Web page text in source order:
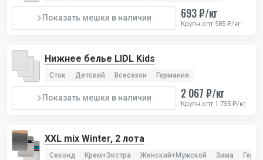
Показать мешки в наличии 693 ₽/кг
Крупн.опт 585 ₽/кг
Нижнее белье LIDL Kids
Сток Детский Всесезон Германия
Показать мешки в наличии 2 067 ₽/кг
Крупн.опт 1 755 ₽/кг
XXL mix Winter, 2 лота
Секонд Крем+Экстра Женский+Мужской Зима